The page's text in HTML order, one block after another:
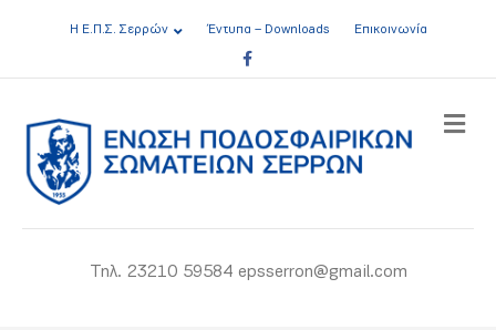
Η Ε.Π.Σ. Σερρών Έντυπα – Downloads
Επικοινωνία
Facebook
Τηλ. 23210 59584 epsserron@gmail.com